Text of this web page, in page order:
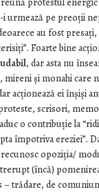
i urmează pe preoții
au fost
Foarte bine
, dar asta nu
și monahi care
acționează ei înșiși
scrisori,
o contribuție la
împotriva ereziei”.
opoziția/
(încă)
– trădare, de